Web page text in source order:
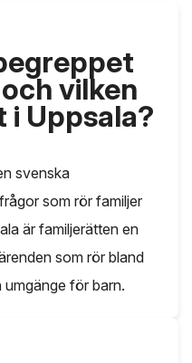
vilken
i Uppsala?
svenska
som rör familjer
är familjerätten en
som rör bland
för barn.